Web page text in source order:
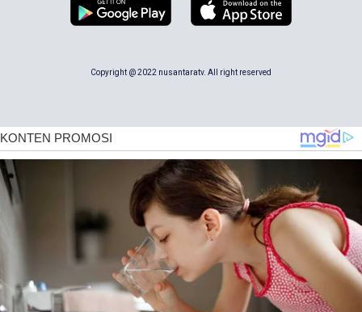
Copyright @ 2022 nusantaratv. All right reserved